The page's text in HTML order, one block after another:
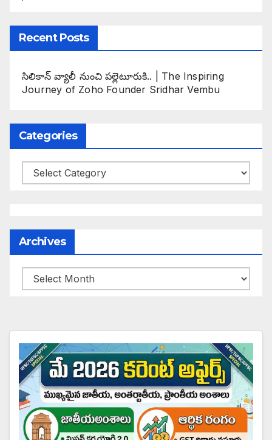
Recent Posts
సిలికాన్ వ్యాలీ నుంచి పల్లెటూరుకి.. | The Inspiring
Journey of Zoho Founder Sridhar Vembu
Categories
Categories
Archives
Archives